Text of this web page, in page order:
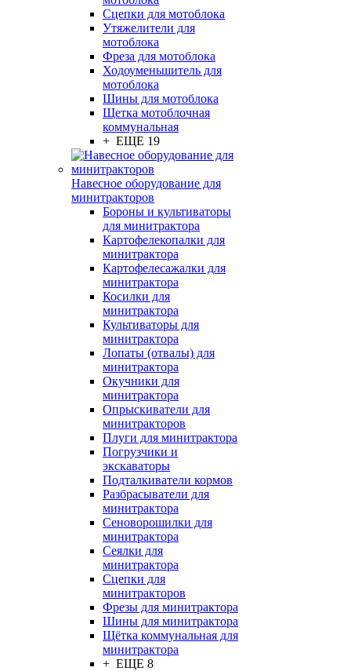
Сцепки для мотоблока
Утяжелители для
мотоблока
Фреза для мотоблока
Ходоуменьшитель для
мотоблока
Шины для мотоблока
Щетка мотоблочная
коммунальная
+ ЕЩЕ 19
Навесное оборудование для
минитракторов
Бороны и культиваторы
для минитрактора
Картофелекопалки для
минитрактора
Картофелесажалки для
минитрактора
Косилки для
минитрактора
Культиваторы для
минитрактора
Лопаты (отвалы) для
минитрактора
Окучники для
минитрактора
Опрыскиватели для
минитракторов
Плуги для минитрактора
Погрузчики и
экскаваторы
Подталкиватели кормов
Разбрасыватели для
минитрактора
Сеноворошилки для
минитрактора
Сеялки для
минитрактора
Сцепки для
минитракторов
Фрезы для минитрактора
Шины для минитрактора
Щётка коммунальная для
минитрактора
+ ЕЩЕ 8